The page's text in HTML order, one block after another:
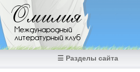
Перейти к основному содержанию
Омилия
Международный
литературный клуб
☰ Разделы сайта